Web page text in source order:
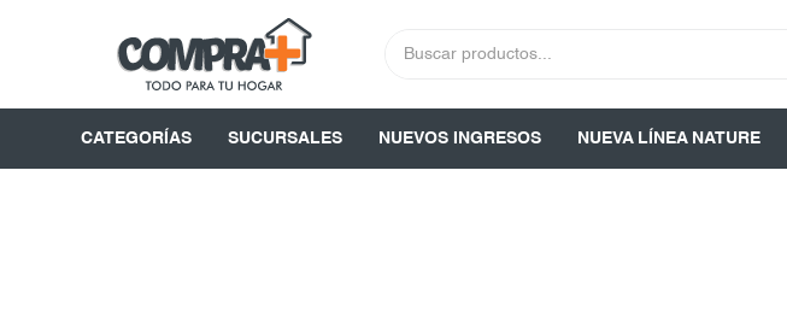
CATEGORÍAS SUCURSALES NUEVOS INGRESOS NUEVA LÍNEA NATURE